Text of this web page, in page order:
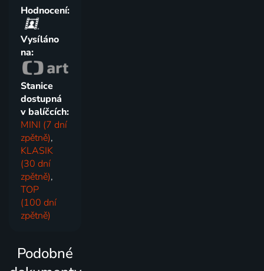
Hodnocení:
Vysíláno
na:
Stanice
dostupná
v balíčcích:
MINI (7 dní
zpětně),
KLASIK
(30 dní
zpětně),
TOP
(100 dní
zpětně)
Podobné